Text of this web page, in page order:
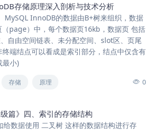
存储原理深入剖析与技术分析
MySQL InnoDB的数据由B+树来组织，数据
page）中，每个数据页16kb，数据页 包括
自由空间链表、未分配空间、slot区、页尾
端结点可以看成是索引部分，结点中仅含有
最小)
存储 原理 0
篇》四、索引的存储结构
给数据使用 二叉树 这样的数据结构进行存